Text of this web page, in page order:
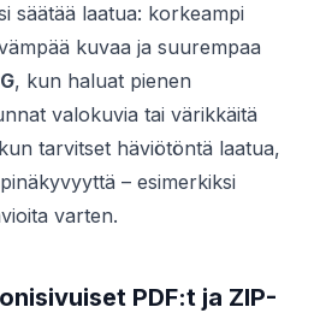
säätää laatua: korkeampi
kuvaa ja suurempaa
, kun haluat pienen
valokuvia tai värikkäitä
tarvitset häviötöntä laatua,
– esimerkiksi
varten.
PDF:t ja ZIP-